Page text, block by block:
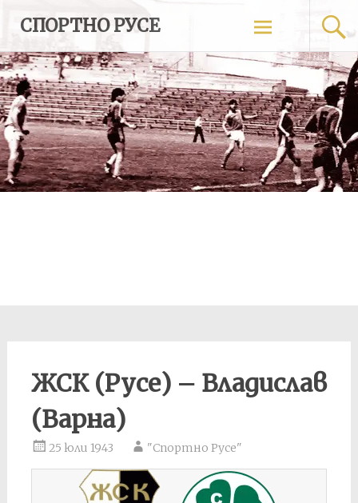
content
СПОРТНО РУСЕ
ЖСК (Русе) – Владислав
(Варна)
25 юли 1943 "Спортно Русе"